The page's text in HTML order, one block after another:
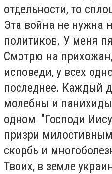
отдельности, то
Эта война не нужна
политиков. У меня
Смотрю на
исповеди, у всех
последнее. Каждый
молебны и
одном: "Господи
призри
скорбь и
Твоих, в земле